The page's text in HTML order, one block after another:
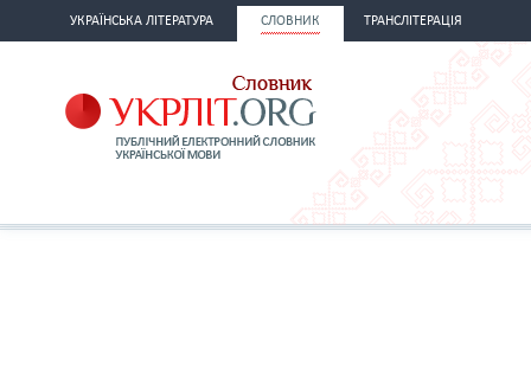
УКРАЇНСЬКА ЛІТЕРАТУРА СЛОВНИК ТРАНСЛІТЕРАЦІЯ